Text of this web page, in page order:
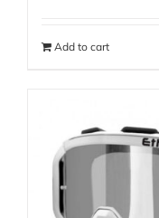
Add to cart